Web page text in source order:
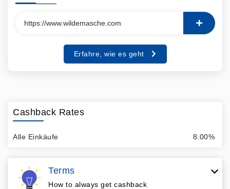
Erfahre, wie es geht
Cashback Rates
Alle Einkäufe 8.00%
Terms
How to always get cashback